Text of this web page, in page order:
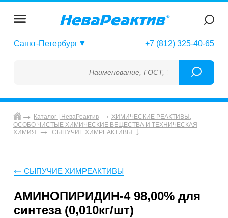
Санкт-Петербург +7 (812) 325-40-65
Наименование, ГОСТ, ТУ, ГСО, МСО,
Каталог | НеваРеактив
ХИМИЧЕСКИЕ РЕАКТИВЫ,
ОСОБО ЧИСТЫЕ ХИМИЧЕСКИЕ ВЕЩЕСТВА И ТЕХНИЧЕСКАЯ
ХИМИЯ:
СЫПУЧИЕ ХИМРЕАКТИВЫ
СЫПУЧИЕ ХИМРЕАКТИВЫ
АМИНОПИРИДИН-4 98,00% для
синтеза (0,010кг/шт)